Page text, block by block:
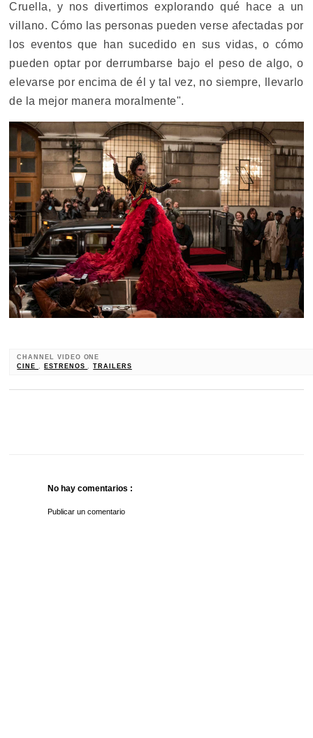
Cruella, y nos divertimos explorando qué hace a un
villano. Cómo las personas pueden verse afectadas por
los eventos que han sucedido en sus vidas, o cómo
pueden optar por derrumbarse bajo el peso de algo, o
elevarse por encima de él y tal vez, no siempre, llevarlo
de la mejor manera moralmente".
CHANNEL VIDEO ONE
CINE, ESTRENOS,TRAILERS
No hay comentarios :
Publicar un comentario